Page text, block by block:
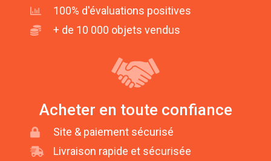
100% d'évaluations positives
+ de 10 000 objets vendus
Acheter en toute confiance
Site & paiement sécurisé
Livraison rapide et sécurisée